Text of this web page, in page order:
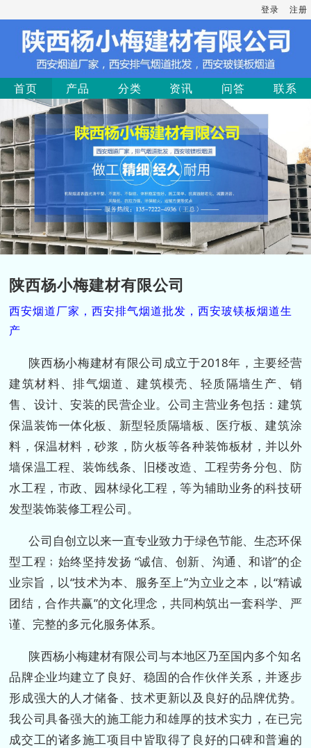
登录 注册
首页 产品 分类 资讯 问答 联系
陕西杨小梅建材有限公司
西安烟道厂家，西安排气烟道批发，西安玻镁板烟道生
产
陕西杨小梅建材有限公司成立于2018年，主要经营
建筑材料、排气烟道、建筑模壳、轻质隔墙生产、销
售、设计、安装的民营企业。公司主营业务包括：建筑
保温装饰一体化板、新型轻质隔墙板、医疗板、建筑涂
料，保温材料，砂浆，防火板等各种装饰板材，并以外
墙保温工程、装饰线条、旧楼改造、工程劳务分包、防
水工程，市政、园林绿化工程，等为辅助业务的科技研
发型装饰装修工程公司。
公司自创立以来一直专业致力于绿色节能、生态环保
型工程﹔始终坚持发扬 “诚信、创新、沟通、和谐”的企
业宗旨，以“技术为本、服务至上”为立业之本，以“精诚
团结，合作共赢”的文化理念，共同构筑出一套科学、严
谨、完整的多元化服务体系。
陕西杨小梅建材有限公司与本地区乃至国内多个知名
品牌企业均建立了良好、稳固的合作伙伴关系，并逐步
形成强大的人才储备、技术更新以及良好的品牌优势。
我公司具备强大的施工能力和雄厚的技术实力，在已完
成交工的诸多施工项目中皆取得了良好的口碑和普遍的